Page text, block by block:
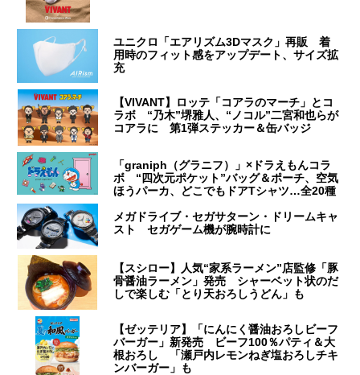
ユニクロ「エアリズム3Dマスク」再販 着
用時のフィット感をアップデート、サイズ拡
充
【VIVANT】ロッテ「コアラのマーチ」とコ
ラボ “乃木”堺雅人、“ノコル”二宮和也らが
コアラに 第1弾ステッカー＆缶バッジ
「graniph（グラニフ）」×ドラえもんコラ
ボ “四次元ポケット”バッグ＆ポーチ、空気
ほうパーカ、どこでもドアTシャツ…全20種
メガドライブ・セガサターン・ドリームキャ
スト セガゲーム機が腕時計に
【スシロー】人気“家系ラーメン”店監修「豚
骨醤油ラーメン」発売 シャーベット状のだ
しで楽しむ「とり天おろしうどん」も
【ゼッテリア】「にんにく醤油おろしビーフ
バーガー」新発売 ビーフ100％パティ＆大
根おろし 「瀬戸内レモンねぎ塩おろしチキ
ンバーガー」も